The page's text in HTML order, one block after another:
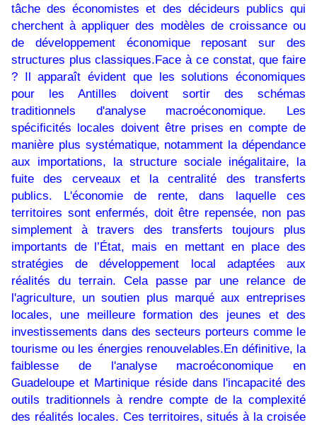
tâche des économistes et des décideurs publics qui
cherchent à appliquer des modèles de croissance ou
de développement économique reposant sur des
structures plus classiques.Face à ce constat, que faire
? Il apparaît évident que les solutions économiques
pour les Antilles doivent sortir des schémas
traditionnels d'analyse macroéconomique. Les
spécificités locales doivent être prises en compte de
manière plus systématique, notamment la dépendance
aux importations, la structure sociale inégalitaire, la
fuite des cerveaux et la centralité des transferts
publics. L'économie de rente, dans laquelle ces
territoires sont enfermés, doit être repensée, non pas
simplement à travers des transferts toujours plus
importants de l’État, mais en mettant en place des
stratégies de développement local adaptées aux
réalités du terrain. Cela passe par une relance de
l'agriculture, un soutien plus marqué aux entreprises
locales, une meilleure formation des jeunes et des
investissements dans des secteurs porteurs comme le
tourisme ou les énergies renouvelables.En définitive, la
faiblesse de l'analyse macroéconomique en
Guadeloupe et Martinique réside dans l'incapacité des
outils traditionnels à rendre compte de la complexité
des réalités locales. Ces territoires, situés à la croisée